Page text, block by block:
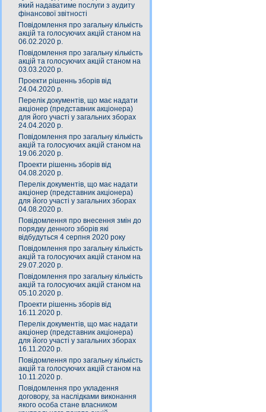
який надаватиме послуги з аудиту
фінансової звітності
Повідомлення про загальну кількість
акцій та голосуючих акцій станом на
06.02.2020 р.
Повідомлення про загальну кількість
акцій та голосуючих акцій станом на
03.03.2020 р.
Проекти рішеннь зборів від
24.04.2020 р.
Перелік документів, що має надати
акціонер (представник акціонера)
для його участі у загальних зборах
24.04.2020 р.
Повідомлення про загальну кількість
акцій та голосуючих акцій станом на
19.06.2020 р.
Проекти рішеннь зборів від
04.08.2020 р.
Перелік документів, що має надати
акціонер (представник акціонера)
для його участі у загальних зборах
04.08.2020 р.
Повідомлення про внесення змін до
порядку денного зборів які
відбудуться 4 серпня 2020 року
Повідомлення про загальну кількість
акцій та голосуючих акцій станом на
29.07.2020 р.
Повідомлення про загальну кількість
акцій та голосуючих акцій станом на
05.10.2020 р.
Проекти рішеннь зборів від
16.11.2020 р.
Перелік документів, що має надати
акціонер (представник акціонера)
для його участі у загальних зборах
16.11.2020 р.
Повідомлення про загальну кількість
акцій та голосуючих акцій станом на
10.11.2020 р.
Повідомлення про укладення
договору, за наслідками виконання
якого особа стане власником